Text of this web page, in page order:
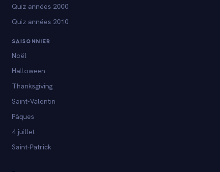
Quiz années 2000
Quiz années 2010
SAISONNIER
Noël
Halloween
Thanksgiving
Saint-Valentin
Pâques
4 juillet
Saint-Patrick